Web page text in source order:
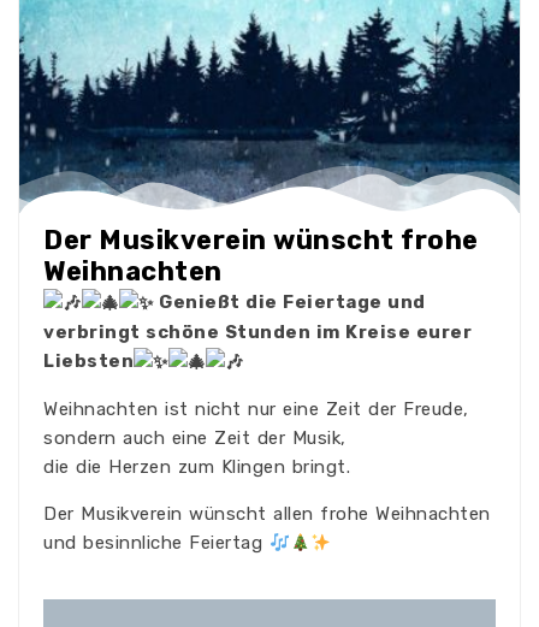
Der Musikverein wünscht frohe
Weihnachten
Genießt die Feiertage und
verbringt schöne Stunden im Kreise eurer
Liebsten
Weihnachten ist nicht nur eine Zeit der Freude,
sondern auch eine Zeit der Musik,
die die Herzen zum Klingen bringt.
Der Musikverein wünscht allen frohe Weihnachten
und besinnliche Feiertag